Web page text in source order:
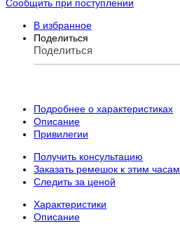
Сообщить при поступлении
В избранное
Поделиться
Поделиться
Подробнее о характеристиках
Описание
Привилегии
Получить консультацию
Заказать ремешок к этим часам
Следить за ценой
Характеристики
Описание